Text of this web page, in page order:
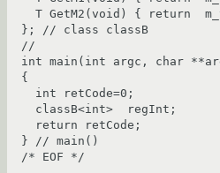
}; // class classB
//
int main(int argc, char
{
} // main()
/* EOF */